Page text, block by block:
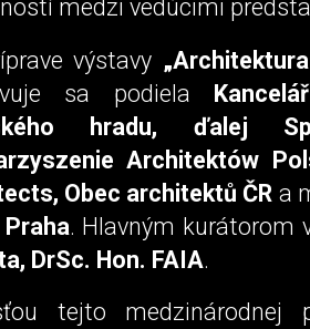
medzi vedúcimi
výstavy
sa podiela
hradu, ďalej
Architektów
Obec architektů ČR a
. Hlavným kurátorom
DrSc. Hon. FAIA.
tejto medzinárodnej